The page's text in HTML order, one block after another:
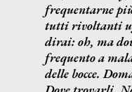
frequentarne
tutti rivoltanti
dirai: oh, ma
frequento a
delle bocce.